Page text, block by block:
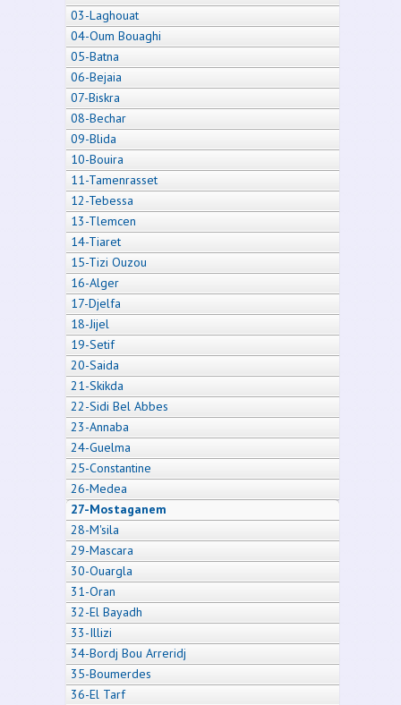
03-Laghouat
04-Oum Bouaghi
05-Batna
06-Bejaia
07-Biskra
08-Bechar
09-Blida
10-Bouira
11-Tamenrasset
12-Tebessa
13-Tlemcen
14-Tiaret
15-Tizi Ouzou
16-Alger
17-Djelfa
18-Jijel
19-Setif
20-Saida
21-Skikda
22-Sidi Bel Abbes
23-Annaba
24-Guelma
25-Constantine
26-Medea
27-Mostaganem
28-M'sila
29-Mascara
30-Ouargla
31-Oran
32-El Bayadh
33-Illizi
34-Bordj Bou Arreridj
35-Boumerdes
36-El Tarf